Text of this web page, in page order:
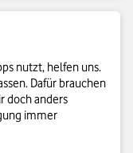
nutzt, helfen uns.
Dafür brauchen
doch anders
immer